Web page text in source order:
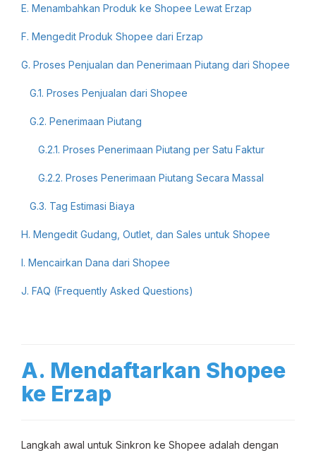
E. Menambahkan Produk ke Shopee Lewat Erzap
F. Mengedit Produk Shopee dari Erzap
G. Proses Penjualan dan Penerimaan Piutang dari Shopee
G.1. Proses Penjualan dari Shopee
G.2. Penerimaan Piutang
G.2.1. Proses Penerimaan Piutang per Satu Faktur
G.2.2. Proses Penerimaan Piutang Secara Massal
G.3. Tag Estimasi Biaya
H. Mengedit Gudang, Outlet, dan Sales untuk Shopee
I. Mencairkan Dana dari Shopee
J. FAQ (Frequently Asked Questions)
A. Mendaftarkan Shopee
ke Erzap
Langkah awal untuk Sinkron ke Shopee adalah dengan